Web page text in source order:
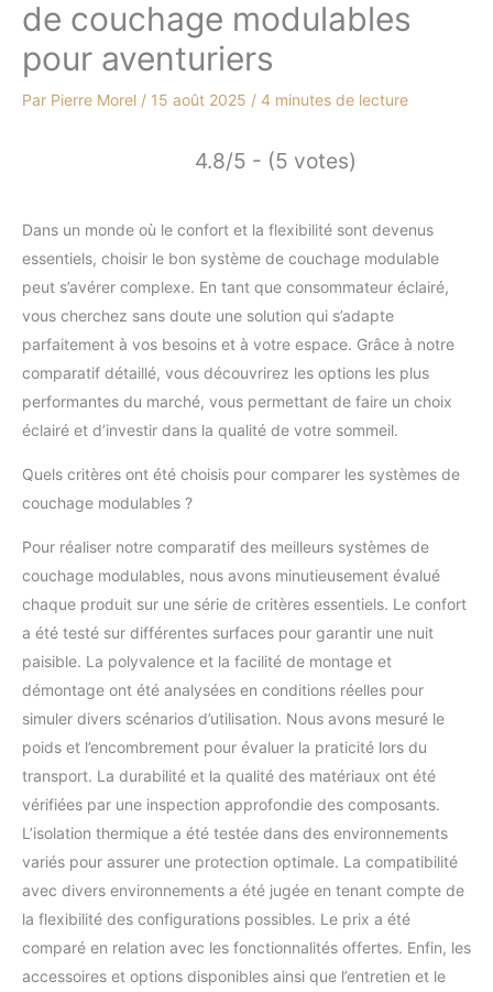
de couchage modulables
pour aventuriers
Par Pierre Morel / 15 août 2025 / 4 minutes de lecture
4.8/5 - (5 votes)
Dans un monde où le confort et la flexibilité sont devenus
essentiels, choisir le bon système de couchage modulable
peut s’avérer complexe. En tant que consommateur éclairé,
vous cherchez sans doute une solution qui s’adapte
parfaitement à vos besoins et à votre espace. Grâce à notre
comparatif détaillé, vous découvrirez les options les plus
performantes du marché, vous permettant de faire un choix
éclairé et d’investir dans la qualité de votre sommeil.
Quels critères ont été choisis pour comparer les systèmes de
couchage modulables ?
Pour réaliser notre comparatif des meilleurs systèmes de
couchage modulables, nous avons minutieusement évalué
chaque produit sur une série de critères essentiels. Le confort
a été testé sur différentes surfaces pour garantir une nuit
paisible. La polyvalence et la facilité de montage et
démontage ont été analysées en conditions réelles pour
simuler divers scénarios d’utilisation. Nous avons mesuré le
poids et l’encombrement pour évaluer la praticité lors du
transport. La durabilité et la qualité des matériaux ont été
vérifiées par une inspection approfondie des composants.
L’isolation thermique a été testée dans des environnements
variés pour assurer une protection optimale. La compatibilité
avec divers environnements a été jugée en tenant compte de
la flexibilité des configurations possibles. Le prix a été
comparé en relation avec les fonctionnalités offertes. Enfin, les
accessoires et options disponibles ainsi que l’entretien et le